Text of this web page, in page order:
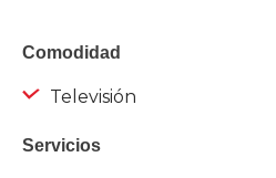
Comodidad
Televisión
Servicios